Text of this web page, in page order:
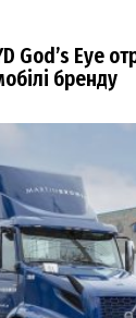
God’s Eye
бренду